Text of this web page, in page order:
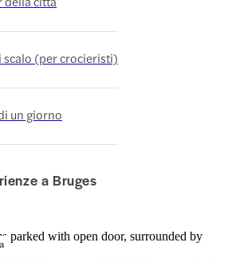
scalo (per crocieristi)
un giorno
a Bruges
parked with open door, surrounded by